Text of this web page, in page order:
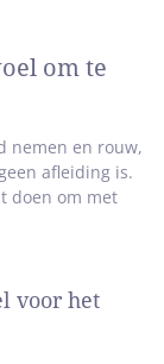
om te
nemen en rouw,
afleiding is.
doen om met
voor het